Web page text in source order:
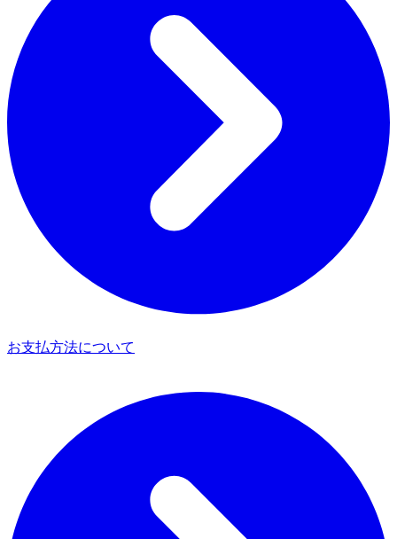
お支払方法について